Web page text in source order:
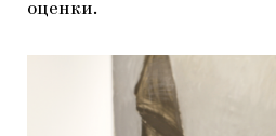
оценки.